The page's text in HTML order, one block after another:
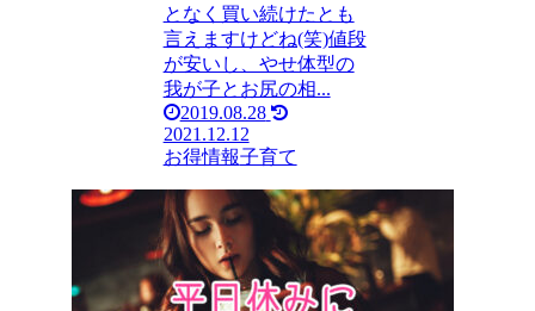
となく買い続けたとも
言えますけどね(笑)値段
が安いし、やせ体型の
我が子とお尻の相...
2019.08.28
2021.12.12
お得情報子育て